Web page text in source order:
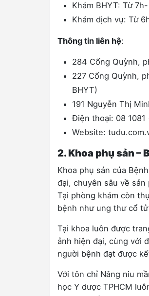
Khám BHYT: Từ
Khám dịch vụ: Từ
Thông tin liên hệ:
284 Cống Quỳnh,
227 Cống Quỳnh,
BHYT)
191 Nguyễn Thị
Điện thoại: 08 1081
Website:
2. Khoa phụ sản –
Khoa phụ sản của
đại, chuyên sâu về
Tại phòng khám còn
bệnh như ung thư cổ
Tại khoa luôn được
ảnh hiện đại, cùng với
người bệnh đạt được
Với tôn chỉ Nâng niu
học Y dược TPHCM